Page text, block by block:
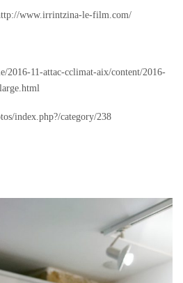
www.irrintzina-le-film.com/
2016-11-attac-cclimat-aix/content/2016-
index.php?/category/238